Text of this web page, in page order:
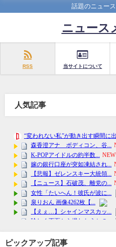
話題のニュー
ニュース
RSS 当サイトについて
人気記事
ピックアップ記事